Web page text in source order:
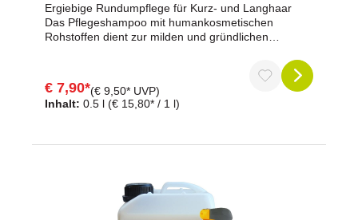
Ergiebige Rundumpflege für Kurz- und Langhaar
Das Pflegeshampoo mit humankosmetischen
Rohstoffen dient zur milden und gründlichen
natürlichen Schutz der Haut. Verleiht einen seidigen
Perlmuttglanz und ist zudem sehr
ergiebig.Eigenschaften auf einen Blick:1 l Konzentrat
EG 648/2004:5-15 % anionische Tenside1-5 %
amphotere Tenside1-5 % kationische Tenside<1 %
nichtionische TensideDuftstoffe
Inhalt: 0.5 l (€ 15,80* / 1 l)
€ 7,90*(€ 9,50* UVP)